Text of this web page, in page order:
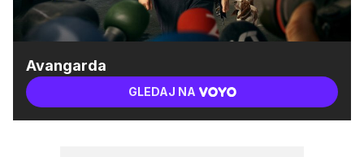
Avangarda
GLEDAJ NA